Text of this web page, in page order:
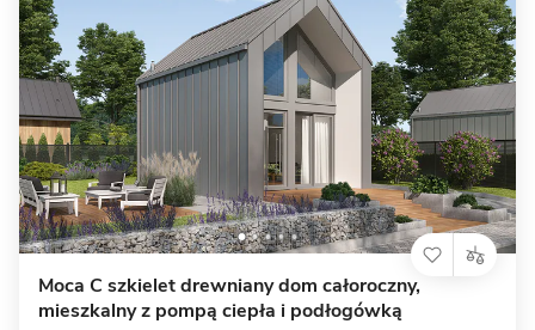
Moca C szkielet drewniany dom całoroczny,
mieszkalny z pompą ciepła i podłogówką